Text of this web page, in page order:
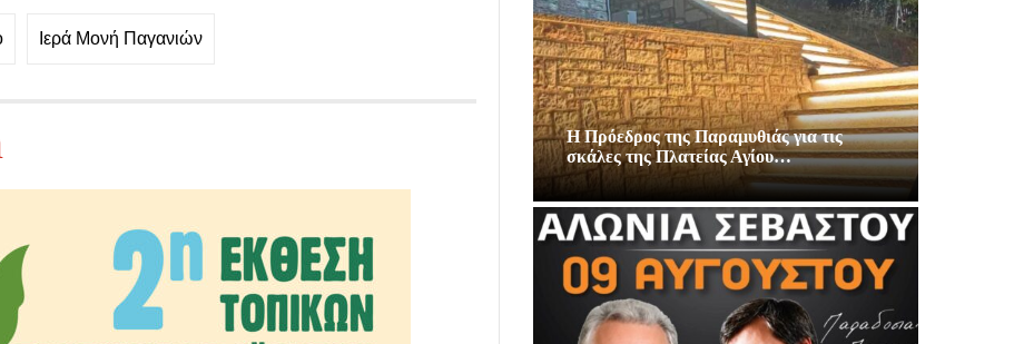
Ιερά Μονή Παγανιών
Η Πρόεδρος της Παραμυθιάς για τις
σκάλες της Πλατείας Αγίου…